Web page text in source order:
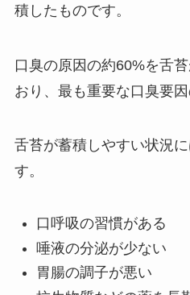
積したものです。
口臭の原因の約60%を舌
おり、最も重要な口臭要因
舌苔が蓄積しやすい状況
す。
口呼吸の習慣がある
唾液の分泌が少ない
胃腸の調子が悪い